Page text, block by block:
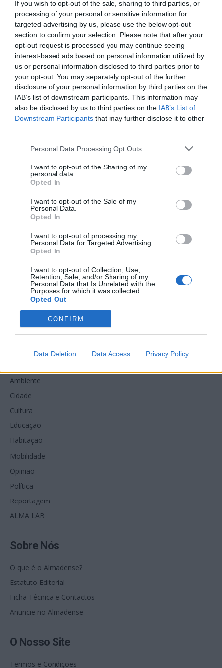
If you wish to opt-out of the sale, sharing to third parties, or
processing of your personal or sensitive information for
targeted advertising by us, please use the below opt-out
section to confirm your selection. Please note that after your
opt-out request is processed you may continue seeing
interest-based ads based on personal information utilized by
us or personal information disclosed to third parties prior to
your opt-out. You may separately opt-out of the further
disclosure of your personal information by third parties on the
IAB’s list of downstream participants. This information may
also be disclosed by us to third parties on the IAB’s List of
Downstream Participants that may further disclose it to other
Personal Data Processing Opt Outs
I want to opt-out of the Sharing of my
personal data.
Opted In
I want to opt-out of the Sale of my
Personal Data.
Opted In
I want to opt-out of processing my
Personal Data for Targeted Advertising.
Opted In
I want to opt-out of Collection, Use,
Retention, Sale, and/or Sharing of my
Personal Data that Is Unrelated with the
Purposes for which it was collected.
Opted Out
CONFIRM
Data Deletion Data Access Privacy Policy
pediátrico
O Almadense é um projeto de informação independente dedicado ao
concelho de Almada.
Secções
Ambiente
Cidade
Cultura
Educação
Habitação
Mobilidade
Opinião
Política
Reportagem
ALMA LAB
Sobre Nós
O que é o Almadense?
Estatuto Editorial
Ficha Técnica e Contactos
Anuncie no Almadense
O Nosso Site
Termos e Condições